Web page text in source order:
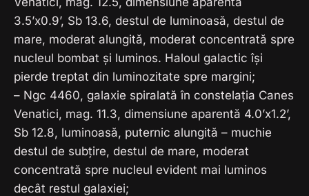
3.5’x0.9’, Sb 13.6, destul de luminoasă, destul de
mare, moderat alungită, moderat concentrată spre
nucleul bombat și luminos. Haloul galactic își
pierde treptat din luminozitate spre margini;
– Ngc 4460, galaxie spiralată în constelația Canes
Venatici, mag. 11.3, dimensiune aparentă 4.0’x1.2’,
Sb 12.8, luminoasă, puternic alungită – muchie
destul de subțire, destul de mare, moderat
concentrată spre nucleul evident mai luminos
decât restul galaxiei;